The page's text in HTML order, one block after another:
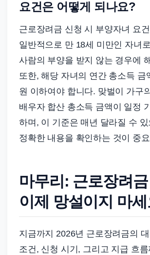
요건은 어떻게 되나요?
근로장려금 신청 시 부양자녀 요
일반적으로 만 18세 미만인 자녀
사람의 부양을 받지 않는 경우에
또한, 해당 자녀의 연간 총소득 금
원 이하여야 합니다. 맞벌이 가구
배우자 합산 총소득 금액이 일정
하며, 이 기준은 매년 달라질 수 있
정확한 내용을 확인하는 것이 중
마무리: 근로장려
이제 망설이지 마
지금까지 2026년 근로장려금의
조건, 신청 시기, 그리고 지급 흐름